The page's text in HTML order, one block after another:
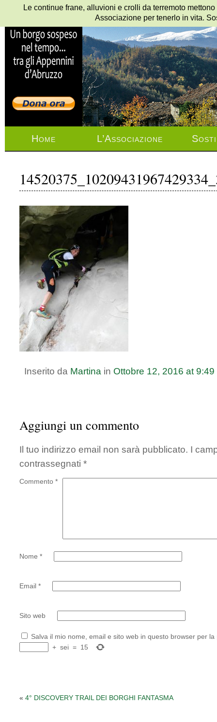
Home L’Associazione
Inserito da Martina in Ottobre 12, 2016 at 9:49
Aggiungi un commento
Il tuo indirizzo email non sarà pubblicato. I
contrassegnati *
Commento *
Nome *
Email *
Sito web
Salva il mio nome, email e sito web in questo browser per
+ sei = 15
« 4° DISCOVERY TRAIL DEI BORGHI FANTASMA
Le continue frane, alluvioni e crolli da terremoto
Associazione per tenerlo in vita.